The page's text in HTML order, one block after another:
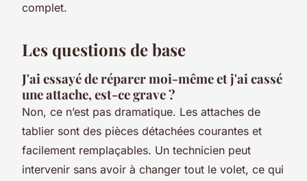
complet.
Les questions de base
J'ai essayé de réparer moi-même et j'ai cassé
une attache, est-ce grave ?
Non, ce n’est pas dramatique. Les attaches de
tablier sont des pièces détachées courantes et
facilement remplaçables. Un technicien peut
intervenir sans avoir à changer tout le volet, ce qui